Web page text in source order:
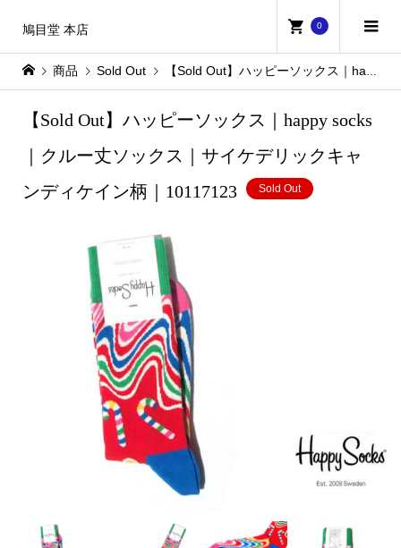
鳩目堂 本店 0
商品 Sold Out 【Sold Out】ハッピーソックス｜happy socks｜クルー丈ソックス｜サイケデリックキャンディケイン柄｜10117123
【Sold Out】ハッピーソックス｜happy socks
｜クルー丈ソックス｜サイケデリックキャ
ンディケイン柄｜10117123
Sold Out